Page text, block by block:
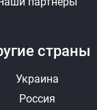
страны
Украина
Россия